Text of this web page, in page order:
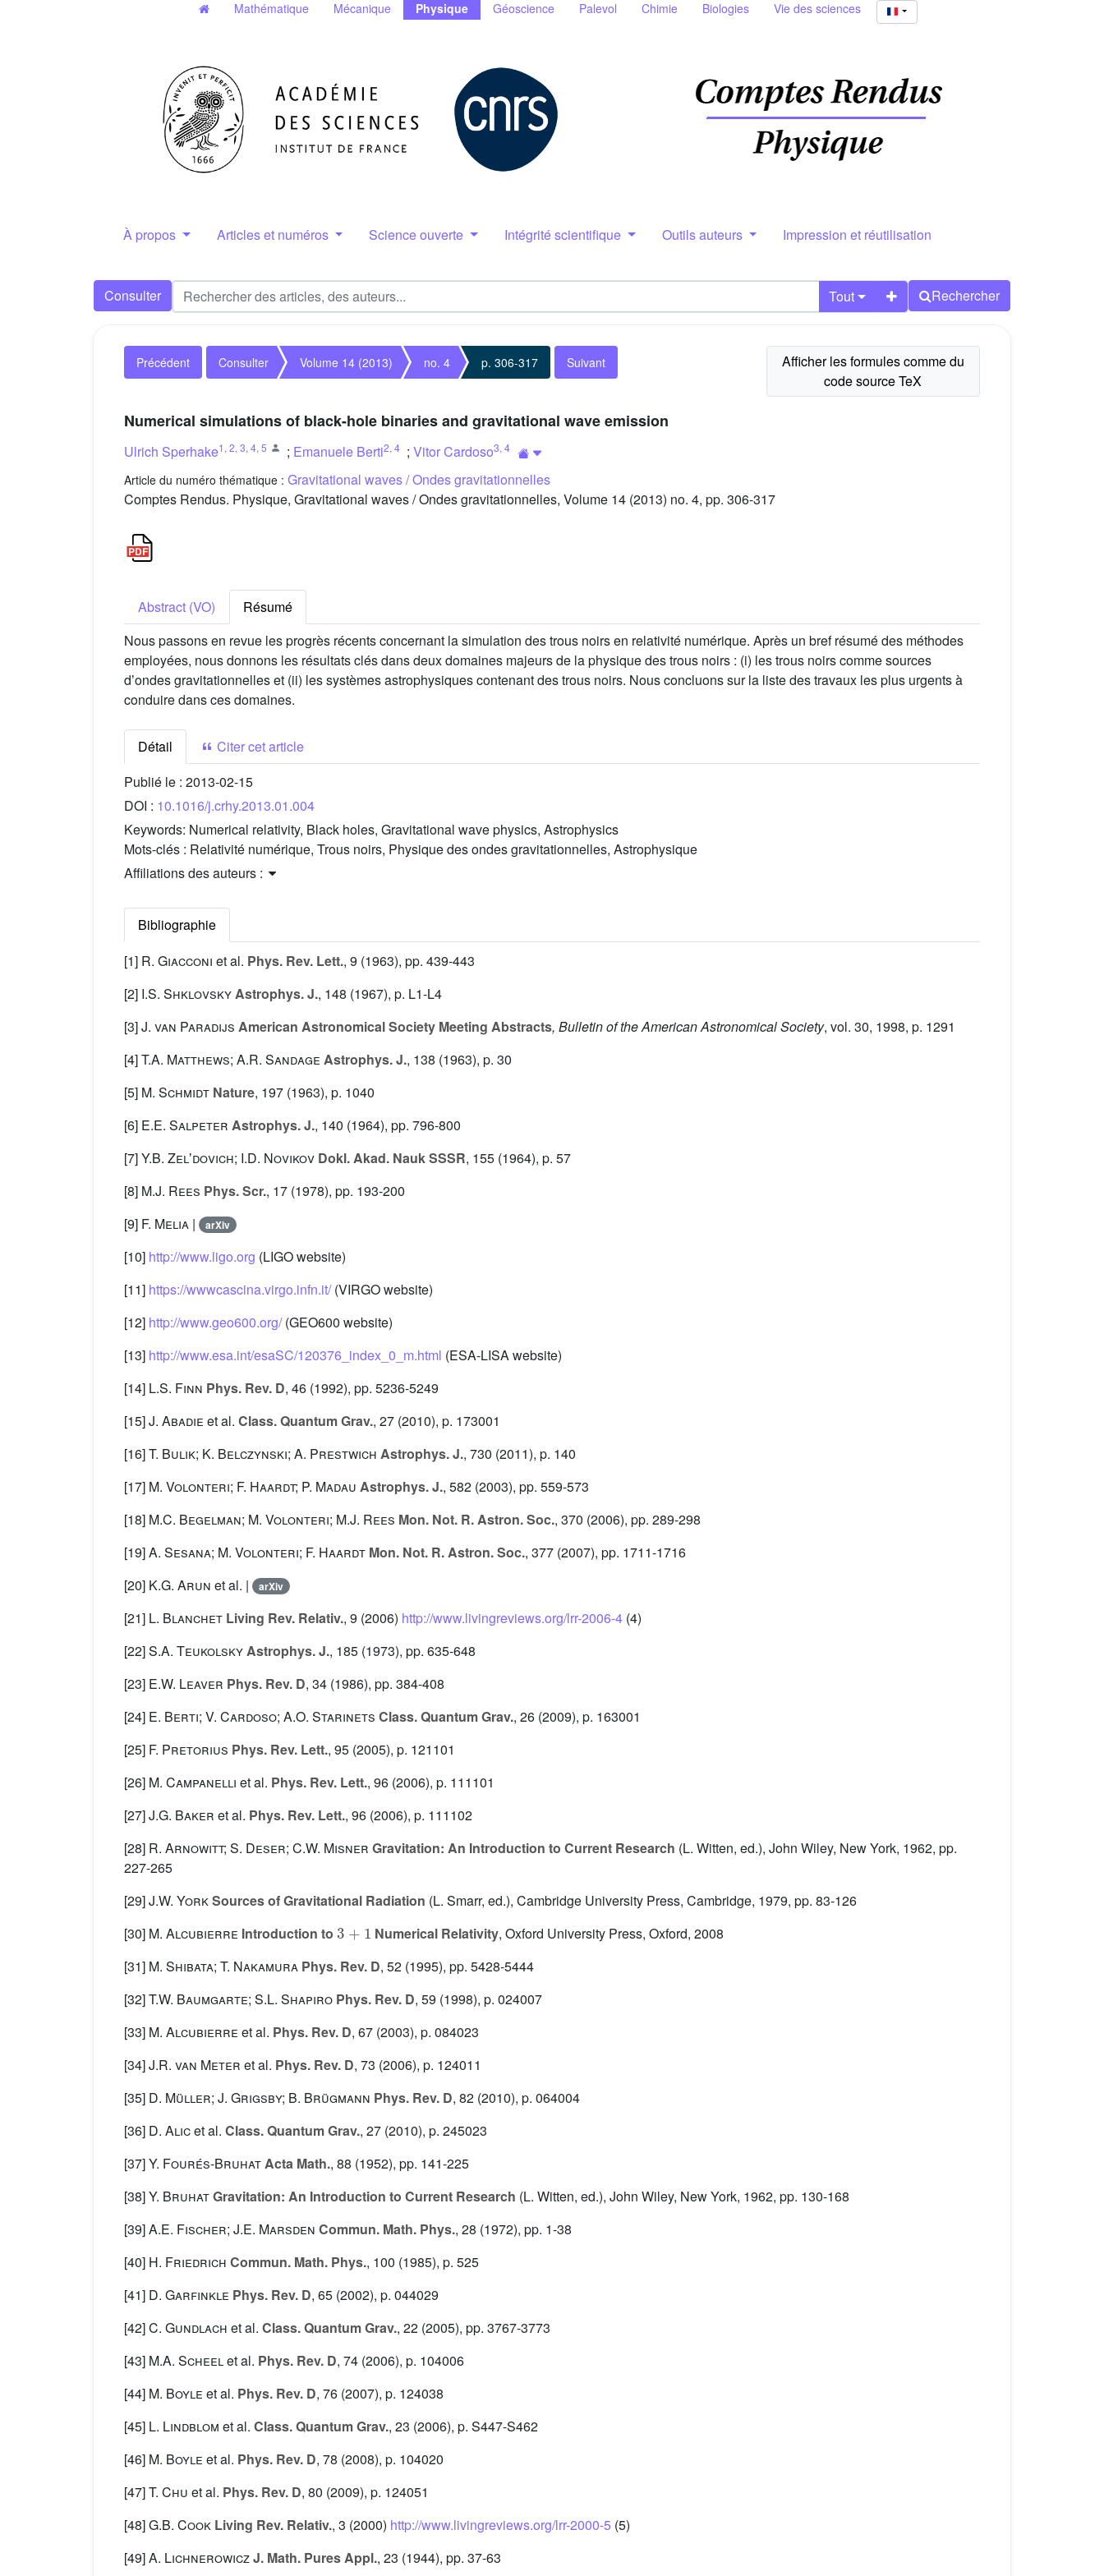
Mathématique Mécanique Physique Géoscience Palevol Chimie Biologies Vie des sciences
À propos Articles et numéros Science ouverte Intégrité scientifique Outils auteurs Impression et réutilisation
Consulter Tout Rechercher
Précédent Consulter Volume 14 (2013) no. 4 p. 306-317 Suivant
Numerical simulations of black-hole binaries and gravitational wave emission
Ulrich Sperhake1 , 2, 3, 4, 5 ; Emanuele Berti2, 4 ; Vitor Cardoso3, 4
Article du numéro thématique : Gravitational waves / Ondes gravitationnelles
Comptes Rendus. Physique, Gravitational waves / Ondes gravitationnelles, Volume 14 (2013) no. 4, pp. 306-317
Abstract (VO)
Résumé
Nous passons en revue les progrès récents concernant la simulation des trous noirs en relativité numérique. Après un bref résumé des méthodes
employées, nous donnons les résultats clés dans deux domaines majeurs de la physique des trous noirs : (i) les trous noirs comme sources
dʼondes gravitationnelles et (ii) les systèmes astrophysiques contenant des trous noirs. Nous concluons sur la liste des travaux les plus urgents à
conduire dans ces domaines.
Détail
Citer cet article
Publié le : 2013-02-15
DOI : 10.1016/j.crhy.2013.01.004
Keywords: Numerical relativity, Black holes, Gravitational wave physics, Astrophysics
Mots-clés : Relativité numérique, Trous noirs, Physique des ondes gravitationnelles, Astrophysique
Affiliations des auteurs :
Bibliographie
[1] R. Giacconi et al. Phys. Rev. Lett., 9 (1963), pp. 439-443
[2] I.S. ShklovskyAstrophys. J., 148 (1967), p. L1-L4
[3]J. van Paradijs American Astronomical Society Meeting Abstracts, Bulletin of the American Astronomical Society, vol. 30, 1998, p. 1291
[4]T.A. Matthews; A.R. Sandage Astrophys. J., 138 (1963), p. 30
[5] M. Schmidt Nature, 197 (1963), p. 1040
[6] E.E. Salpeter Astrophys. J., 140 (1964), pp. 796-800
[7]Y.B. Zelʼdovich; I.D. Novikov Dokl. Akad. Nauk SSSR, 155 (1964), p. 57
[8] M.J. Rees Phys. Scr., 17 (1978), pp. 193-200
[9] F. Melia | arXiv
[10] http://www.ligo.org (LIGO website)
[11] https://wwwcascina.virgo.infn.it/(VIRGO website)
[12] http://www.geo600.org/(GEO600 website)
[13] http://www.esa.int/esaSC/120376_index_0_m.html (ESA-LISA website)
[14] L.S. Finn Phys. Rev. D, 46 (1992), pp. 5236-5249
[15]J. Abadie et al. Class. Quantum Grav., 27 (2010), p. 173001
[16]T. Bulik; K. Belczynski; A. Prestwich Astrophys. J., 730 (2011), p. 140
[17] M. Volonteri; F. Haardt; P. Madau Astrophys. J., 582 (2003), pp. 559-573
[18] M.C. Begelman; M. Volonteri; M.J. Rees Mon. Not. R. Astron. Soc., 370 (2006), pp. 289-298
[19]A. Sesana; M. Volonteri; F. Haardt Mon. Not. R. Astron. Soc., 377 (2007), pp. 1711-1716
[20] K.G. Arun et al. | arXiv
[21] L. Blanchet Living Rev. Relativ., 9 (2006) http://www.livingreviews.org/lrr-2006-4 (4)
[22]S.A. TeukolskyAstrophys. J., 185 (1973), pp. 635-648
[23] E.W. Leaver Phys. Rev. D, 34 (1986), pp. 384-408
[24] E. Berti; V. Cardoso; A.O. Starinets Class. Quantum Grav., 26 (2009), p. 163001
[25] F. Pretorius Phys. Rev. Lett., 95 (2005), p. 121101
[26] M. Campanelli et al. Phys. Rev. Lett., 96 (2006), p. 111101
[27]J.G. Baker et al. Phys. Rev. Lett., 96 (2006), p. 111102
[28] R. Arnowitt; S. Deser; C.W. Misner Gravitation: An Introduction to Current Research (L. Witten, ed.), John Wiley, New York, 1962, pp.
227-265
[29]J.W. YorkSources of Gravitational Radiation (L. Smarr, ed.), Cambridge University Press, Cambridge, 1979, pp. 83-126
[30] M. Alcubierre Introduction to Numerical Relativity, Oxford University Press, Oxford, 2008
[31] M. Shibata; T. Nakamura Phys. Rev. D, 52 (1995), pp. 5428-5444
[32]T.W. Baumgarte; S.L. Shapiro Phys. Rev. D, 59 (1998), p. 024007
[33] M. Alcubierre et al. Phys. Rev. D, 67 (2003), p. 084023
[34]J.R. van Meter et al. Phys. Rev. D, 73 (2006), p. 124011
[35] D. Müller; J. Grigsby; B. Brügmann Phys. Rev. D, 82 (2010), p. 064004
[36] D. Alicet al. Class. Quantum Grav., 27 (2010), p. 245023
[37]Y. Fourés-BruhatActa Math., 88 (1952), pp. 141-225
[38]Y. BruhatGravitation: An Introduction to Current Research (L. Witten, ed.), John Wiley, New York, 1962, pp. 130-168
[39]A.E. Fischer; J.E. Marsden Commun. Math. Phys., 28 (1972), pp. 1-38
[40] H. Friedrich Commun. Math. Phys., 100 (1985), p. 525
[41] D. Garfinkle Phys. Rev. D, 65 (2002), p. 044029
[42]C. Gundlach et al. Class. Quantum Grav., 22 (2005), pp. 3767-3773
[43] M.A. Scheelet al. Phys. Rev. D, 74 (2006), p. 104006
[44] M. Boyle et al. Phys. Rev. D, 76 (2007), p. 124038
[45] L. Lindblom et al. Class. Quantum Grav., 23 (2006), p. S447-S462
[46] M. Boyle et al. Phys. Rev. D, 78 (2008), p. 104020
[47]T. Chu et al. Phys. Rev. D, 80 (2009), p. 124051
[48]G.B. Cook Living Rev. Relativ., 3 (2000) http://www.livingreviews.org/lrr-2000-5 (5)
[49]A. LichnerowiczJ. Math. Pures Appl., 23 (1944), pp. 37-63